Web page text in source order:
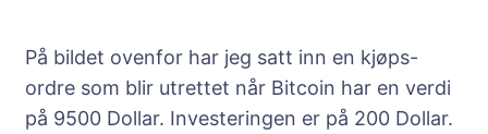
På bildet ovenfor har jeg satt inn en kjøps-
ordre som blir utrettet når Bitcoin har en verdi
på 9500 Dollar. Investeringen er på 200 Dollar.